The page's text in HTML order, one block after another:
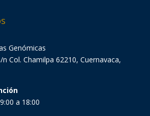
Genómicas
n Col. Chamilpa 62210, Cuernavaca,
a 18:00